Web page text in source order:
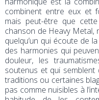
combinent entre eux et
mais peut-être que
chanson de Heavy Metal,
quelqu’un qui écoute de
des harmonies qui
douleur, les
soutenus et qui
traditions ou certaines
pas comme nuisibles à